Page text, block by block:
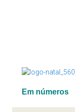
Em números